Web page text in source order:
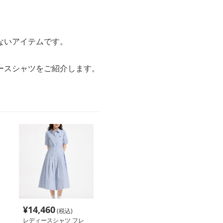
アイテムです。
シャツをご紹介します。
¥14,460(税込)
レディースシャツ フレ